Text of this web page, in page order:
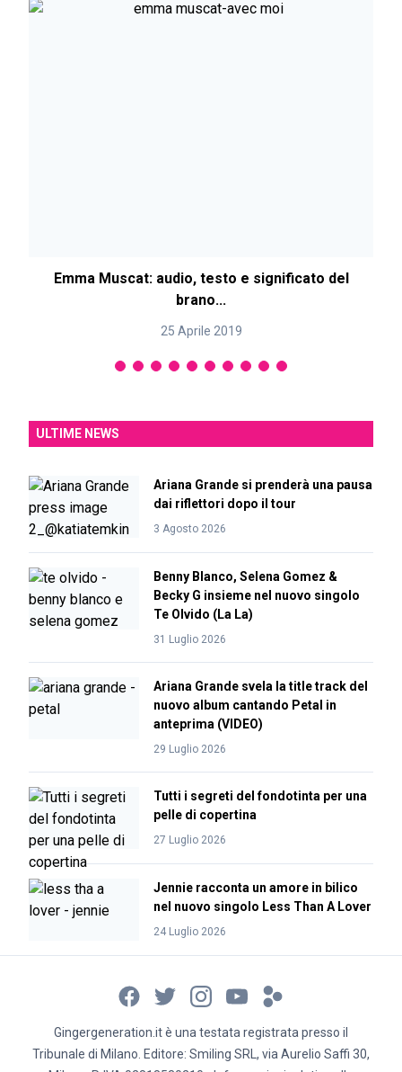
Emma Muscat: audio, testo e significato del
brano...
25 Aprile 2019
ULTIME NEWS
Ariana Grande si prenderà una pausa
dai riflettori dopo il tour
3 Agosto 2026
Benny Blanco, Selena Gomez &
Becky G insieme nel nuovo singolo
Te Olvido (La La)
31 Luglio 2026
Ariana Grande svela la title track del
nuovo album cantando Petal in
anteprima (VIDEO)
29 Luglio 2026
Tutti i segreti del fondotinta per una
pelle di copertina
27 Luglio 2026
Jennie racconta un amore in bilico
nel nuovo singolo Less Than A Lover
24 Luglio 2026
Gingergeneration.it è una testata registrata presso il
Tribunale di Milano. Editore: Smiling SRL, via Aurelio Saffi 30,